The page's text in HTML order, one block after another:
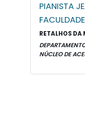
PIANISTA
RETALHOS DA
NÚCLEO DE